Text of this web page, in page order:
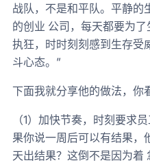
战队，不是和平队。平静的
的创业 公司，每天都要为
执狂，时时刻刻感到生存受
斗心态。”
下面我就分享他的做法，你
（1）加快节奏，时刻要求
果你说一周后可以有结果，
天出结果？这倒不是因为着